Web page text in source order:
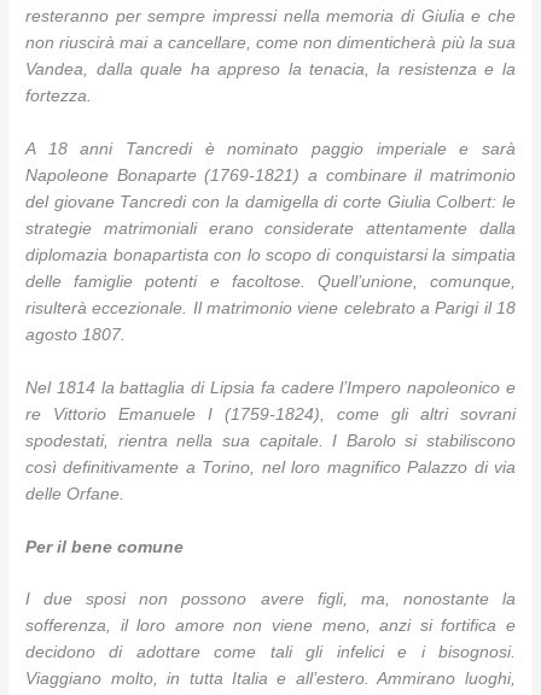
resteranno per sempre impressi nella memoria di Giulia e che
non riuscirà mai a cancellare, come non dimenticherà più la sua
Vandea, dalla quale ha appreso la tenacia, la resistenza e la
fortezza.
A 18 anni Tancredi è nominato paggio imperiale e sarà
Napoleone Bonaparte (1769-1821) a combinare il matrimonio
del giovane Tancredi con la damigella di corte Giulia Colbert: le
strategie matrimoniali erano considerate attentamente dalla
diplomazia bonapartista con lo scopo di conquistarsi la simpatia
delle famiglie potenti e facoltose. Quell’unione, comunque,
risulterà eccezionale. Il matrimonio viene celebrato a Parigi il 18
agosto 1807.
Nel 1814 la battaglia di Lipsia fa cadere l’Impero napoleonico e
re Vittorio Emanuele I (1759-1824), come gli altri sovrani
spodestati, rientra nella sua capitale. I Barolo si stabiliscono
così definitivamente a Torino, nel loro magnifico Palazzo di via
delle Orfane.
Per il bene comune
I due sposi non possono avere figli, ma, nonostante la
sofferenza, il loro amore non viene meno, anzi si fortifica e
decidono di adottare come tali gli infelici e i bisognosi.
Viaggiano molto, in tutta Italia e all’estero. Ammirano luoghi,